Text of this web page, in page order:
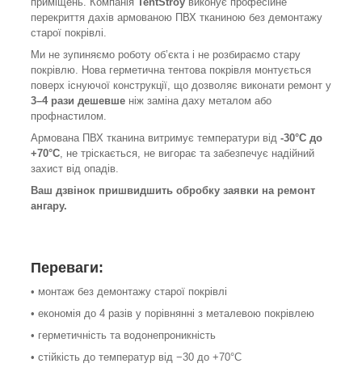
перекриття дахів армованою ПВХ тканиною без демонтажу
старої покрівлі.
Ми не зупиняємо роботу об’єкта і не розбираємо стару
покрівлю. Нова герметична тентова покрівля монтується
поверх існуючої конструкції, що дозволяє виконати ремонт у
3–4 рази дешевше ніж заміна даху металом або
профнастилом.
Армована ПВХ тканина витримує температури від -30°C до
+70°C, не тріскається, не вигорає та забезпечує надійний
захист від опадів.
Ваш дзвінок пришвидшить обробку заявки на ремонт
ангару.
Переваги:
• монтаж без демонтажу старої покрівлі
• економія до 4 разів у порівнянні з металевою покрівлею
• герметичність та водонепроникність
• стійкість до температур від −30 до +70°C